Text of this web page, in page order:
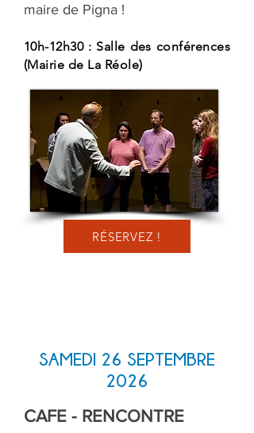
maire de Pigna !
10h-12h30 : Salle des conférences
(Mairie de La Réole)
RÉSERVEZ !
SAMEDI 26 SEPTEMBRE
2026
CAFE - RENCONTRE